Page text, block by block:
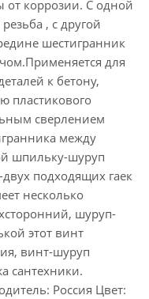
от коррозии. С одной
, с другой
шестигранник
для
к бетону,
пластикового
сверлением
между
шпильку-шуруп
подходящих гаек
несколько
шуруп-
этот винт
винт-шуруп
сантехники.
Россия Цвет: